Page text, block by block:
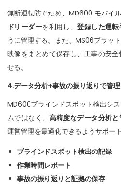
無断運転防ぐため、MD600 モバイ
ドリーダーを利用し、登録した運転
うに管理する。また、MS06プラッ
映像をまとめて保存し、工事の安
せる。
4.データ分析+事故の振り返りで管
MD600ブラインドスポット検出シ
ムではなく、 高精度なデータ分析
運営管理を最適化できるようサポート
ブラインドスポット検出の記録
作業時間レポート
事故の振り返りと証拠の保存